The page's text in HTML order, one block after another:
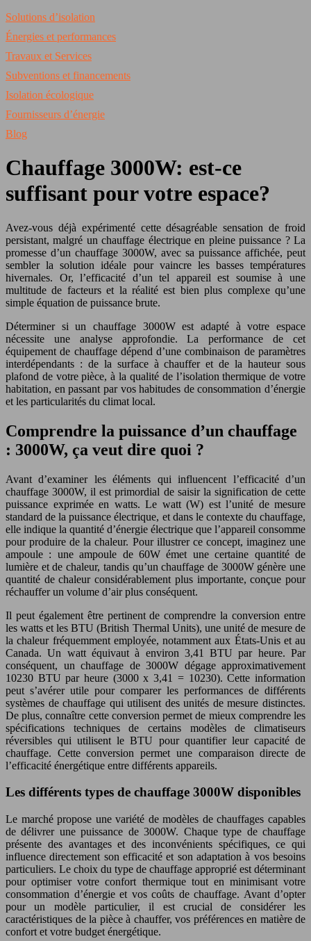
Solutions d’isolation
Énergies et performances
Travaux et Services
Subventions et financements
Isolation écologique
Fournisseurs d’énergie
Blog
Chauffage 3000W: est-ce
suffisant pour votre espace?
Avez-vous déjà expérimenté cette désagréable sensation de froid
persistant, malgré un chauffage électrique en pleine puissance ? La
promesse d’un chauffage 3000W, avec sa puissance affichée, peut
sembler la solution idéale pour vaincre les basses températures
hivernales. Or, l’efficacité d’un tel appareil est soumise à une
multitude de facteurs et la réalité est bien plus complexe qu’une
simple équation de puissance brute.
Déterminer si un chauffage 3000W est adapté à votre espace
nécessite une analyse approfondie. La performance de cet
équipement de chauffage dépend d’une combinaison de paramètres
interdépendants : de la surface à chauffer et de la hauteur sous
plafond de votre pièce, à la qualité de l’isolation thermique de votre
habitation, en passant par vos habitudes de consommation d’énergie
et les particularités du climat local.
Comprendre la puissance d’un chauffage
: 3000W, ça veut dire quoi ?
Avant d’examiner les éléments qui influencent l’efficacité d’un
chauffage 3000W, il est primordial de saisir la signification de cette
puissance exprimée en watts. Le watt (W) est l’unité de mesure
standard de la puissance électrique, et dans le contexte du chauffage,
elle indique la quantité d’énergie électrique que l’appareil consomme
pour produire de la chaleur. Pour illustrer ce concept, imaginez une
ampoule : une ampoule de 60W émet une certaine quantité de
lumière et de chaleur, tandis qu’un chauffage de 3000W génère une
quantité de chaleur considérablement plus importante, conçue pour
réchauffer un volume d’air plus conséquent.
Il peut également être pertinent de comprendre la conversion entre
les watts et les BTU (British Thermal Units), une unité de mesure de
la chaleur fréquemment employée, notamment aux États-Unis et au
Canada. Un watt équivaut à environ 3,41 BTU par heure. Par
conséquent, un chauffage de 3000W dégage approximativement
10230 BTU par heure (3000 x 3,41 = 10230). Cette information
peut s’avérer utile pour comparer les performances de différents
systèmes de chauffage qui utilisent des unités de mesure distinctes.
De plus, connaître cette conversion permet de mieux comprendre les
spécifications techniques de certains modèles de climatiseurs
réversibles qui utilisent le BTU pour quantifier leur capacité de
chauffage. Cette conversion permet une comparaison directe de
l’efficacité énergétique entre différents appareils.
Les différents types de chauffage 3000W disponibles
Le marché propose une variété de modèles de chauffages capables
de délivrer une puissance de 3000W. Chaque type de chauffage
présente des avantages et des inconvénients spécifiques, ce qui
influence directement son efficacité et son adaptation à vos besoins
particuliers. Le choix du type de chauffage approprié est déterminant
pour optimiser votre confort thermique tout en minimisant votre
consommation d’énergie et vos coûts de chauffage. Avant d’opter
pour un modèle particulier, il est crucial de considérer les
caractéristiques de la pièce à chauffer, vos préférences en matière de
confort et votre budget énergétique.